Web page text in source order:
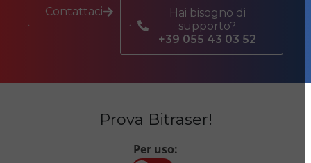
Contattaci
Hai bisogno di
supporto?
+39 055 43 03 52
Prova Bitraser!
Per uso: